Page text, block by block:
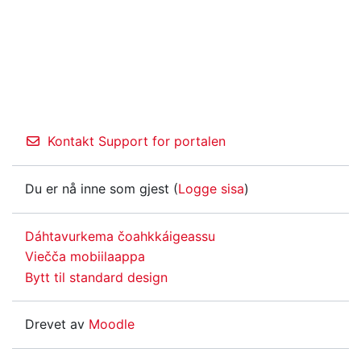
Kontakt Support for portalen
Du er nå inne som gjest (Logge sisa)
Dáhtavurkema čoahkkáigeassu
Viečča mobiilaappa
Bytt til standard design
Drevet av Moodle